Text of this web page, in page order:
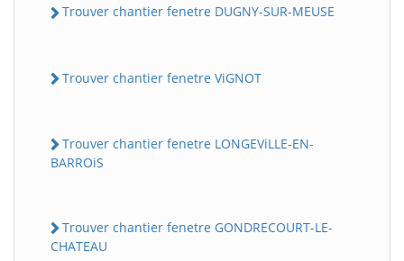
Trouver chantier fenetre DUGNY-SUR-MEUSE
Trouver chantier fenetre ViGNOT
Trouver chantier fenetre LONGEViLLE-EN-
BARROiS
Trouver chantier fenetre GONDRECOURT-LE-
CHATEAU